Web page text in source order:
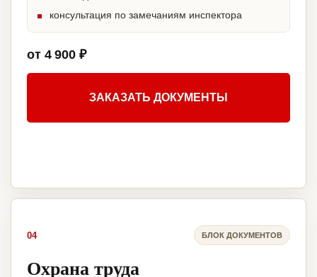
консультация по замечаниям инспектора
от 4 900 ₽
ЗАКАЗАТЬ ДОКУМЕНТЫ
04 БЛОК ДОКУМЕНТОВ
Охрана труда